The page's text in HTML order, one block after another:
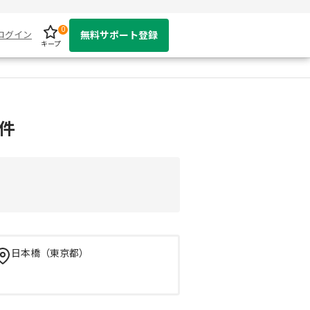
グイン
キープ
0
無料サポート登録
日本橋（東京都）